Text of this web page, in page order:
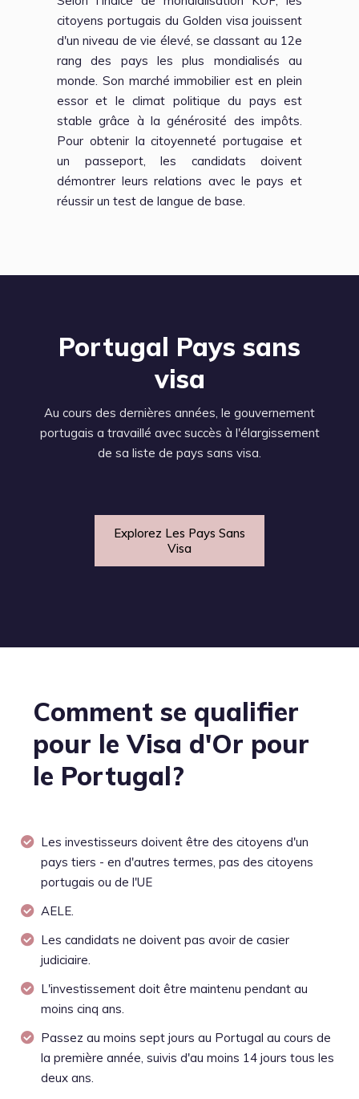
citoyens portugais du Golden visa jouissent
d'un niveau de vie élevé, se classant au 12e
rang des pays les plus mondialisés au
monde. Son marché immobilier est en plein
essor et le climat politique du pays est
stable grâce à la générosité des impôts.
Pour obtenir la citoyenneté portugaise et
un passeport, les candidats doivent
démontrer leurs relations avec le pays et
réussir un test de langue de base.
Portugal Pays sans
visa
Au cours des dernières années, le gouvernement
portugais a travaillé avec succès à l'élargissement
de sa liste de pays sans visa.
Explorez Les Pays Sans
Visa
Comment se qualifier
pour le Visa d'Or pour
le Portugal?
Les investisseurs doivent être des citoyens d'un
pays tiers - en d'autres termes, pas des citoyens
portugais ou de l'UE
AELE.
Les candidats ne doivent pas avoir de casier
judiciaire.
L'investissement doit être maintenu pendant au
moins cinq ans.
Passez au moins sept jours au Portugal au cours de
la première année, suivis d'au moins 14 jours tous les
deux ans.